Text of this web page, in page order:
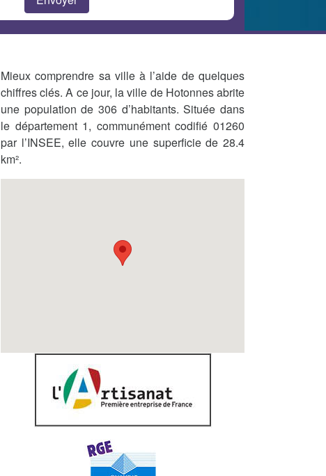
Mieux comprendre sa ville à l’aide de quelques
chiffres clés. A ce jour, la ville de Hotonnes abrite
une population de 306 d’habitants. Située dans
le département 1, communément codifié 01260
par l’INSEE, elle couvre une superficie de 28.4
km².